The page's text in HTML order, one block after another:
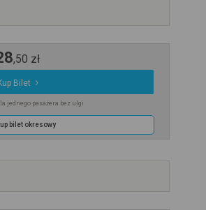
,50 zł
Bilet
jednego pasażera bez ulgi
bilet okresowy